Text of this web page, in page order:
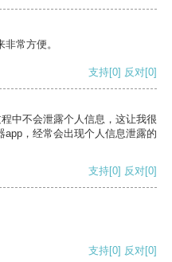
常方便。
支持[0] 反对[0]
中不会泄露个人信息，这让我很
，经常会出现个人信息泄露的
支持[0] 反对[0]
支持[0] 反对[0]